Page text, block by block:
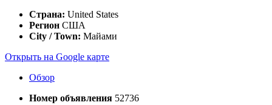
Страна: United States
Регион США
City / Town: Майами
Открыть на Google карте
Обзор
Номер объявления 52736